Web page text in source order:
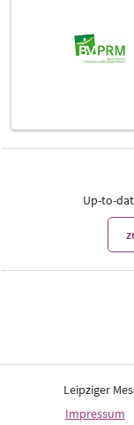
Up-to-
Leipziger
Impressum